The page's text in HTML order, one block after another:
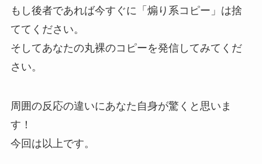
もし後者であれば今すぐに「煽り系コピー」は捨
ててください。
そしてあなたの丸裸のコピーを発信してみてくだ
さい。
周囲の反応の違いにあなた自身が驚くと思いま
す！
今回は以上です。